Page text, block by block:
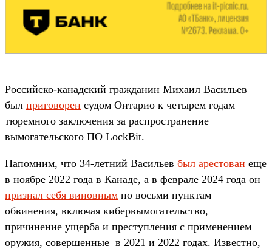
Российско-канадский гражданин Михаил Васильев
был приговорен судом Онтарио к четырем годам
тюремного заключения за распространение
вымогательского ПО LockBit.
Напомним, что 34-летний Васильев был арестован еще
в ноябре 2022 года в Канаде, а в феврале 2024 года он
признал себя виновным по восьми пунктам
обвинения, включая кибервымогательство,
причинение ущерба и преступления с применением
оружия, совершенные в 2021 и 2022 годах. Известно,